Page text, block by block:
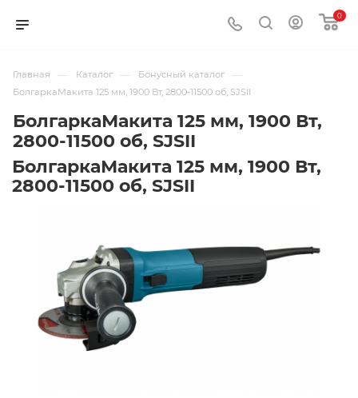
0
Главная — Каталог — Бонусный каталог —
БолгаркаМакита 125 мм, 1900 Вт, 2800-11500 об, SJSII
БолгаркаМакита 125 мм, 1900 Вт,
2800-11500 об, SJSII
БолгаркаМакита 125 мм, 1900 Вт,
2800-11500 об, SJSII